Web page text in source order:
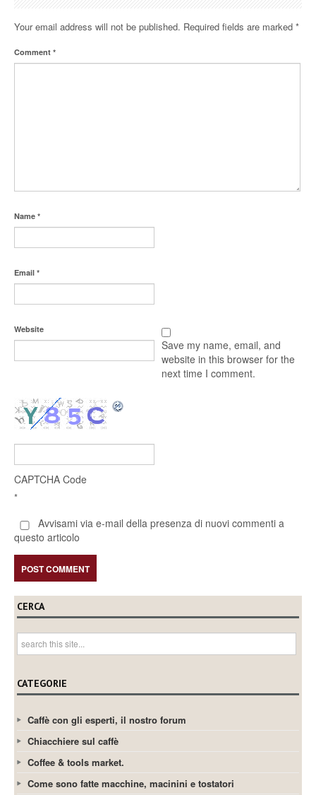
Your email address will not be published. Required fields are marked *
Comment *
Name *
Email *
Website
Save my name, email, and
website in this browser for the
next time I comment.
CAPTCHA Code
*
Avvisami via e-mail della presenza di nuovi commenti a
questo articolo
CERCA
CATEGORIE
Caffè con gli esperti, il nostro forum
Chiacchiere sul caffè
Coffee & tools market.
Come sono fatte macchine, macinini e tostatori